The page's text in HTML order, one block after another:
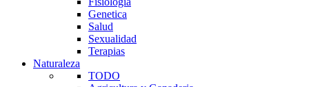
Genetica
Salud
Sexualidad
Terapias
Naturaleza
TODO